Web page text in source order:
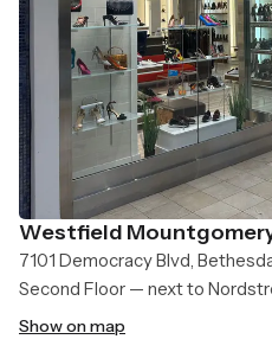
Westfield
7101 Democracy Blvd,
Second Floor — next to
Show on map